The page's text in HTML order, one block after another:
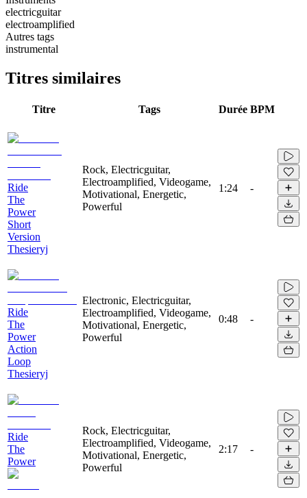
electricguitar
electroamplified
Autres tags
instrumental
Titres similaires
Titre Tags Durée BPM
Ride
The
Power
Short
Version
Thesieryj
Rock, Electricguitar,
Electroamplified, Videogame,
Motivational, Energetic,
Powerful
1:24 -
Ride
The
Power
Action
Loop
Thesieryj
Electronic, Electricguitar,
Electroamplified, Videogame,
Motivational, Energetic,
Powerful
0:48 -
Ride
The
Power
Rock, Electricguitar,
Electroamplified, Videogame,
Motivational, Energetic,
Powerful
2:17 -